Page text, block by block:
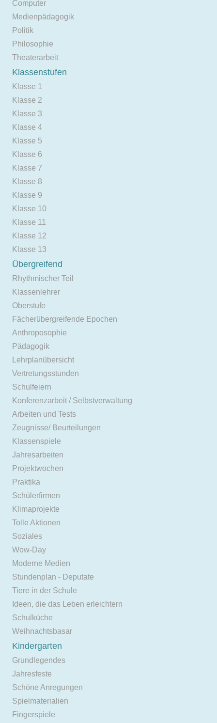
Computer
Medienpädagogik
Politik
Philosophie
Theaterarbeit
Klassenstufen
Klasse 1
Klasse 2
Klasse 3
Klasse 4
Klasse 5
Klasse 6
Klasse 7
Klasse 8
Klasse 9
Klasse 10
Klasse 11
Klasse 12
Klasse 13
Übergreifend
Rhythmischer Teil
Klassenlehrer
Oberstufe
Fächerübergreifende Epochen
Anthroposophie
Pädagogik
Lehrplanübersicht
Vertretungsstunden
Schulfeiern
Konferenzarbeit / Selbstverwaltung
Arbeiten und Tests
Zeugnisse/ Beurteilungen
Klassenspiele
Jahresarbeiten
Projektwochen
Praktika
Schülerfirmen
Klimaprojekte
Tolle Aktionen
Soziales
Wow-Day
Moderne Medien
Stundenplan - Deputate
Tiere in der Schule
Ideen, die das Leben erleichtern
Schulküche
Weihnachtsbasar
Kindergarten
Grundlegendes
Jahresfeste
Schöne Anregungen
Spielmaterialien
Fingerspiele